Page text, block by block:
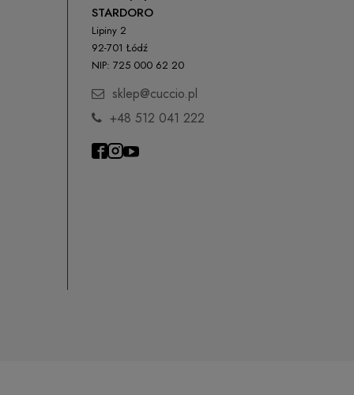
STARDORO
Lipiny 2
92-701 Łódź
NIP: 725 000 62 20
sklep@cuccio.pl
+48 512 041 222